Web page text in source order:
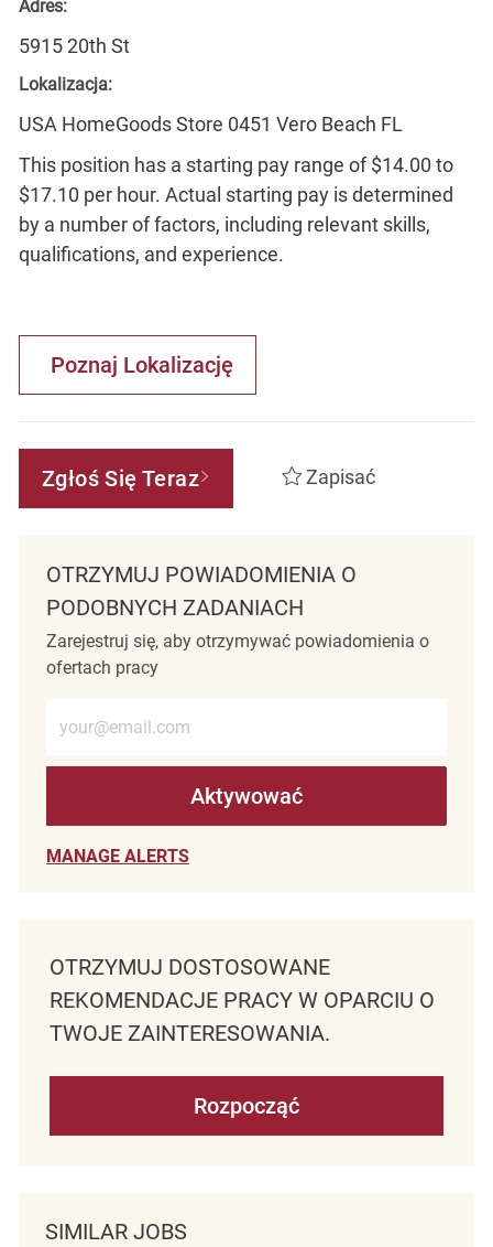
Adres:
5915 20th St
Lokalizacja:
USA HomeGoods Store 0451 Vero Beach FL
This position has a starting pay range of $14.00 to
$17.10 per hour. Actual starting pay is determined
by a number of factors, including relevant skills,
qualifications, and experience.
Poznaj Lokalizację
Zgłoś Się Teraz Zapisać
OTRZYMUJ POWIADOMIENIA O
PODOBNYCH ZADANIACH
Zarejestruj się, aby otrzymywać powiadomienia o
ofertach pracy
Aktywować
MANAGE ALERTS
OTRZYMUJ DOSTOSOWANE
REKOMENDACJE PRACY W OPARCIU O
TWOJE ZAINTERESOWANIA.
Rozpocząć
SIMILAR JOBS